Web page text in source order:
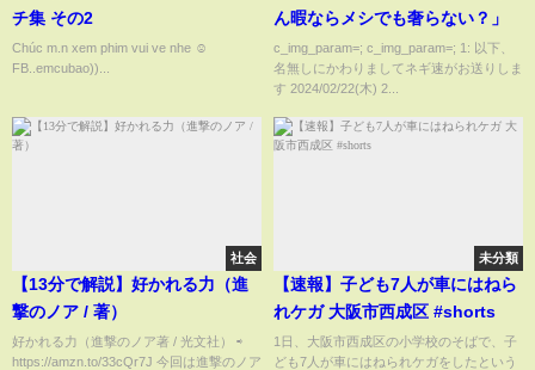
チ集 その2
Chúc m.n xem phim vui ve nhe ☺️
FB..emcubao))...
ん暇ならメシでも奢らない？」
c_img_param=; c_img_param=; 1: 以下、
名無しにかわりましてネギ速がお送りしま
す 2024/02/22(木) 2...
社会
【13分で解説】好かれる力（進
撃のノア / 著）
好かれる力（進撃のノア著 / 光文社） ⇨
https://amzn.to/33cQr7J 今回は進撃のノア
未分類
【速報】子ども7人が車にはねら
れケガ 大阪市西成区 #shorts
1日、大阪市西成区の小学校のそばで、子
ども7人が車にはねられケガをしたという